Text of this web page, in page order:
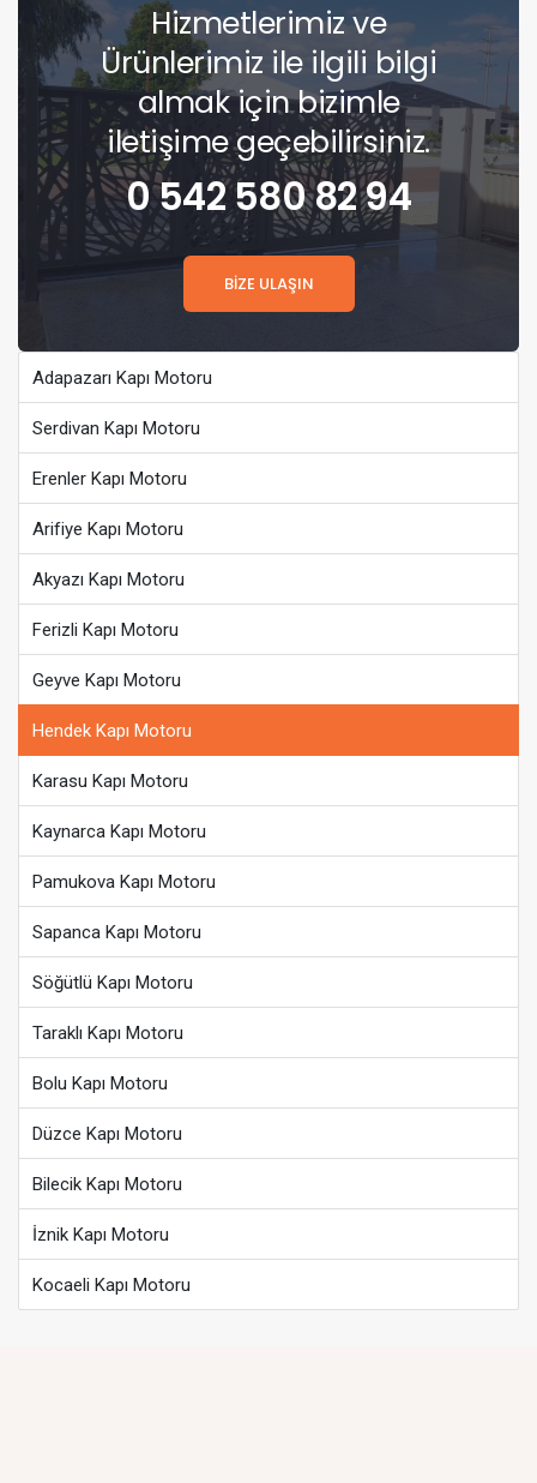
Hizmetlerimiz ve
Ürünlerimiz ile ilgili bilgi
almak için bizimle
iletişime geçebilirsiniz.
0 542 580 82 94
BİZE ULAŞIN
Adapazarı Kapı Motoru
Serdivan Kapı Motoru
Erenler Kapı Motoru
Arifiye Kapı Motoru
Akyazı Kapı Motoru
Ferizli Kapı Motoru
Geyve Kapı Motoru
Hendek Kapı Motoru
Karasu Kapı Motoru
Kaynarca Kapı Motoru
Pamukova Kapı Motoru
Sapanca Kapı Motoru
Söğütlü Kapı Motoru
Taraklı Kapı Motoru
Bolu Kapı Motoru
Düzce Kapı Motoru
Bilecik Kapı Motoru
İznik Kapı Motoru
Kocaeli Kapı Motoru